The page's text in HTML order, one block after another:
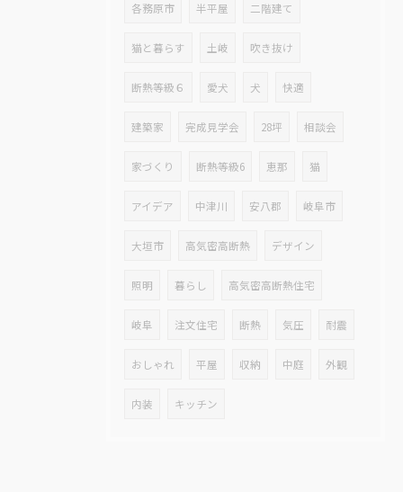
各務原市 半平屋 二階建て
猫と暮らす 土岐 吹き抜け
断熱等級６ 愛犬 犬 快適
建築家 完成見学会 28坪 相談会
家づくり 断熱等級6 恵那 猫
アイデア 中津川 安八郡 岐阜市
大垣市 高気密高断熱 デザイン
照明 暮らし 高気密高断熱住宅
岐阜 注文住宅 断熱 気圧 耐震
おしゃれ 平屋 収納 中庭 外観
内装 キッチン